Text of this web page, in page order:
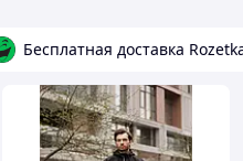
Бесплатная доставка